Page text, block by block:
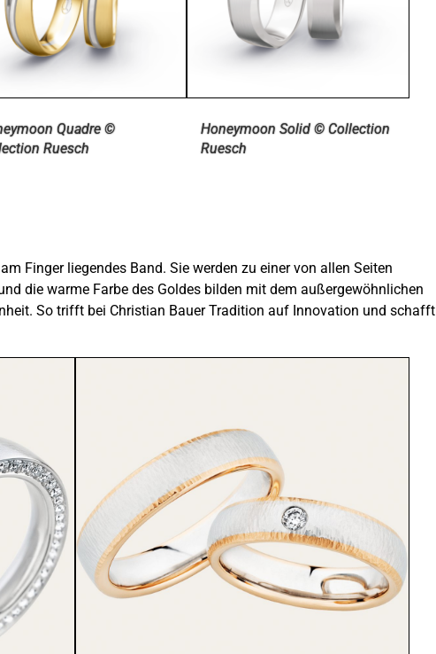
Quadre ©
Ruesch
Honeymoon Solid © Collection
Ruesch
Finger liegendes Band. Sie werden zu einer von allen Seiten
die warme Farbe des Goldes bilden mit dem außergewöhnlichen
So trifft bei Christian Bauer Tradition auf Innovation und schafft